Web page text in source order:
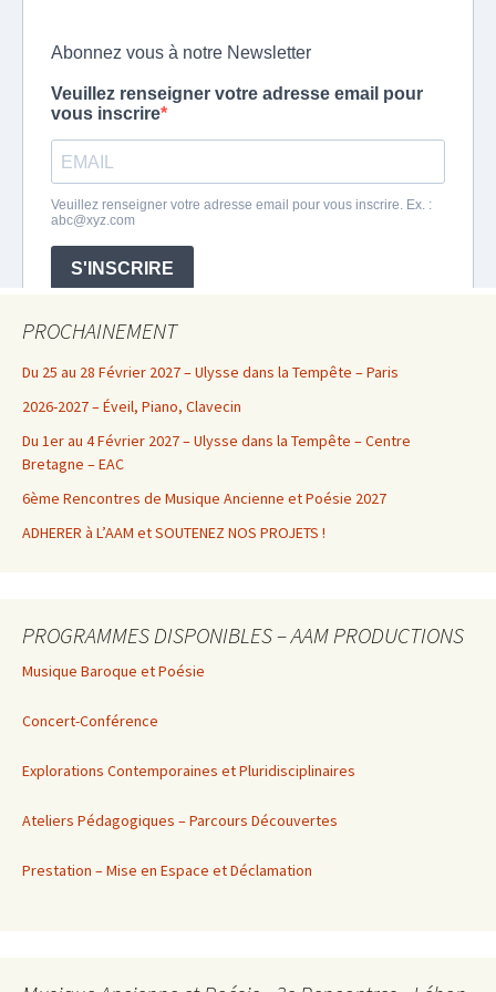
PROCHAINEMENT
Du 25 au 28 Février 2027 – Ulysse dans la Tempête – Paris
2026-2027 – Éveil, Piano, Clavecin
Du 1er au 4 Février 2027 – Ulysse dans la Tempête – Centre
Bretagne – EAC
6ème Rencontres de Musique Ancienne et Poésie 2027
ADHERER à L’AAM et SOUTENEZ NOS PROJETS !
PROGRAMMES DISPONIBLES – AAM PRODUCTIONS
Musique Baroque et Poésie
Concert-Conférence
Explorations Contemporaines et Pluridisciplinaires
Ateliers Pédagogiques – Parcours Découvertes
Prestation – Mise en Espace et Déclamation